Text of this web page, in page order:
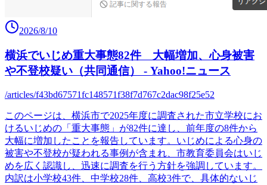
2026/8/10
横浜でいじめ重大事態82件 大幅増加、心身被害
や不登校疑い（共同通信） - Yahoo!ニュース
/articles/f43bd67571fc148571f38f7d767c2dac98f25e52
このページは、横浜市で2025年度に調査された市立学校にお
けるいじめの「重大事態」が82件に達し、前年度の8件から
大幅に増加したことを報告しています。いじめによる心身の
被害や不登校が疑われる事例が含まれ、市教育委員会はいじ
めを広く認識し、迅速に調査を行う方針を強調しています。
内訳は小学校43件、中学校28件、高校3件で、具体的ないじ